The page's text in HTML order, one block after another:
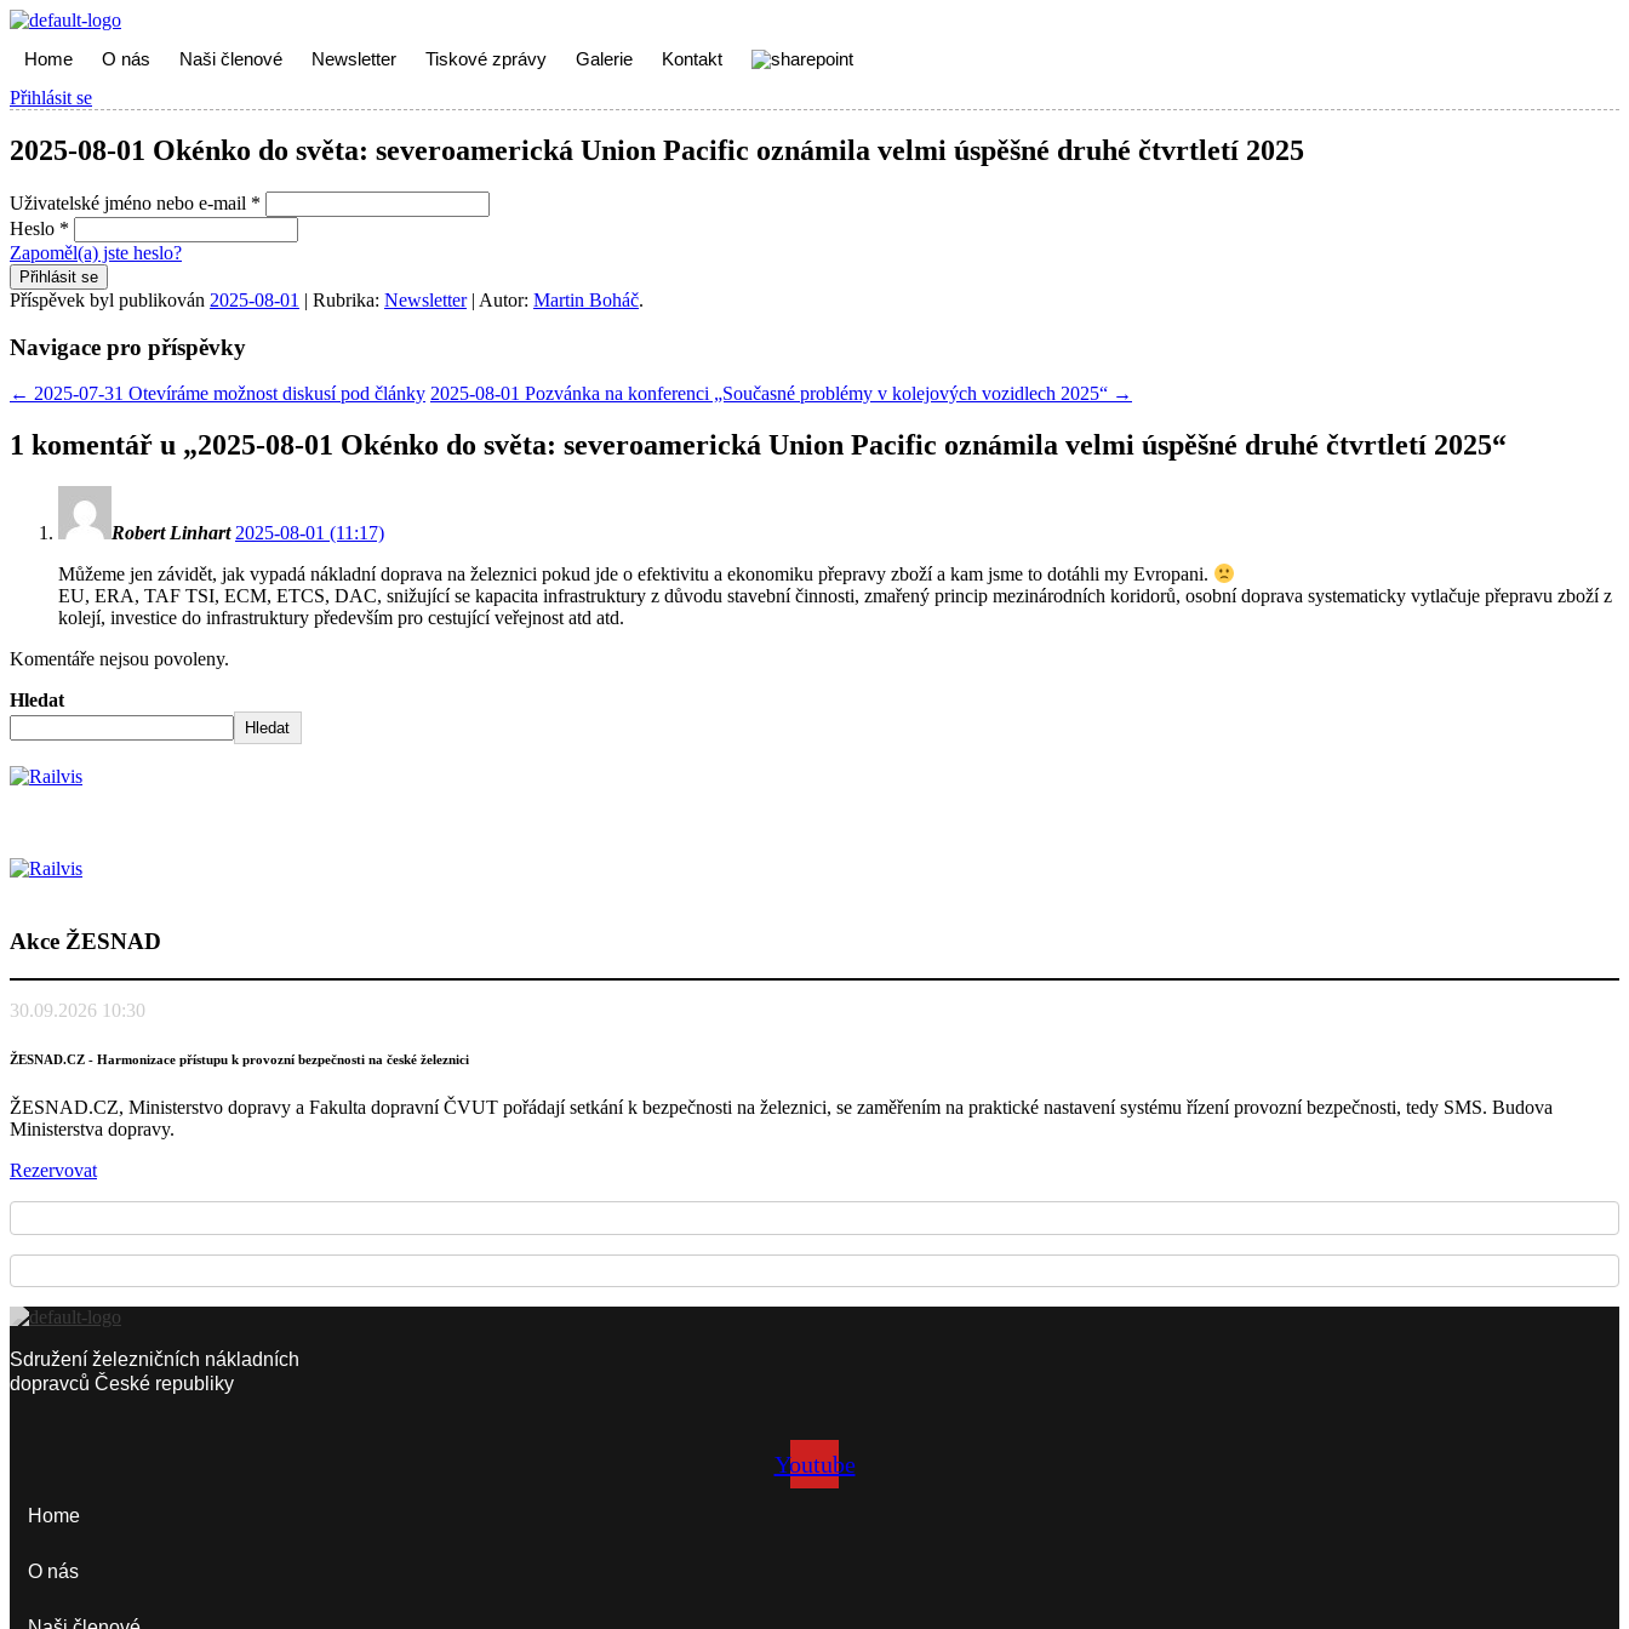
Home O nás Naši členové Newsletter Tiskové zprávy Galerie
Kontakt
Přihlásit se
2025-08-01 Okénko do světa: severoamerická Union Pacific oznámila velmi úspěšné druhé čtvrtletí 2025
Uživatelské jméno nebo e-mail *
Heslo *
Zapoměl(a) jste heslo?
Přihlásit se
Příspěvek byl publikován 2025-08-01 | Rubrika: Newsletter| Autor: Martin Boháč.
Navigace pro příspěvky
← 2025-07-31 Otevíráme možnost diskusí pod články 2025-08-01 Pozvánka na konferenci „Současné problémy v kolejových vozidlech 2025“ →
1 komentář u „2025-08-01 Okénko do světa: severoamerická Union Pacific oznámila velmi úspěšné druhé čtvrtletí 2025“
Robert Linhart 2025-08-01 (11:17)
Můžeme jen závidět, jak vypadá nákladní doprava na železnici pokud jde o efektivitu a ekonomiku přepravy zboží a kam jsme to dotáhli my Evropani.
EU, ERA, TAF TSI, ECM, ETCS, DAC, snižující se kapacita infrastruktury z důvodu stavební činnosti, zmařený princip mezinárodních koridorů, osobní doprava systematicky vytlačuje přepravu zboží z
kolejí, investice do infrastruktury především pro cestující veřejnost atd atd.
Komentáře nejsou povoleny.
Hledat
Hledat
Akce ŽESNAD
30.09.2026 10:30
ŽESNAD.CZ - Harmonizace přístupu k provozní bezpečnosti na české železnici
ŽESNAD.CZ, Ministerstvo dopravy a Fakulta dopravní ČVUT pořádají setkání k bezpečnosti na železnici, se zaměřením na praktické nastavení systému řízení provozní bezpečnosti, tedy SMS. Budova
Ministerstva dopravy.
Rezervovat
Sdružení železničních nákladních
dopravců České republiky
Youtube
Home
O nás